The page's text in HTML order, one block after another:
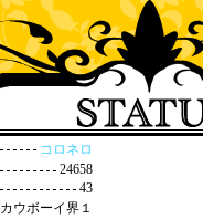
コロネロ
24658
43
カウボーイ界１